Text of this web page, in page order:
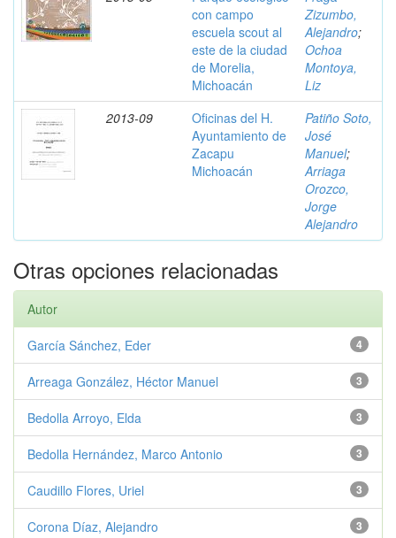
con campo
escuela scout al
este de la ciudad
de Morelia,
Michoacán
Zizumbo,
Alejandro;
Ochoa
Montoya,
Liz
2013-09
Oficinas del H.
Ayuntamiento de
Zacapu
Michoacán
Patiño Soto,
José
Manuel;
Arriaga
Orozco,
Jorge
Alejandro
Otras opciones relacionadas
Autor
4
García Sánchez, Eder
3
Arreaga González, Héctor Manuel
3
Bedolla Arroyo, Elda
3
Bedolla Hernández, Marco Antonio
3
Caudillo Flores, Uriel
3
Corona Díaz, Alejandro